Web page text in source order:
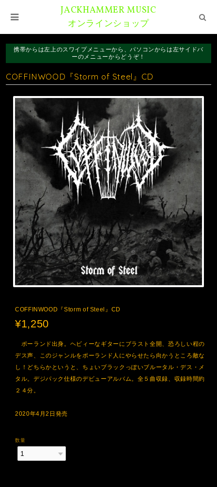
JACKHAMMER MUSIC
オンラインショップ
携帯からは左上のスワイプメニューから、パソコンからは左サイドバ
ーのメニューからどうぞ！
COFFINWOOD『Storm of Steel』CD
COFFINWOOD『Storm of Steel』CD
¥1,250
ポーランド出身。ヘビィーなギターにブラスト全開、恐ろしい程の
デス声、このジャンルをポーランド人にやらせたら向かうところ敵な
し！どちらかというと、ちょいブラックっぽいブルータル・デス・メ
タル。デジパック仕様のデビューアルバム。全５曲収録、収録時間約
２４分。
2020年4月2日発売
数量